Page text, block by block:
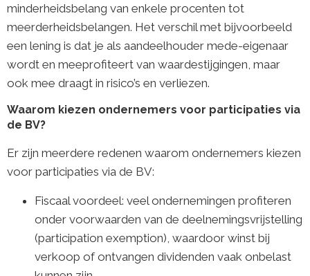
minderheidsbelang van enkele procenten tot
meerderheidsbelangen. Het verschil met bijvoorbeeld
een lening is dat je als aandeelhouder mede-eigenaar
wordt en meeprofiteert van waardestijgingen, maar
ook mee draagt in risico’s en verliezen.
Waarom kiezen ondernemers voor participaties via
de BV?
Er zijn meerdere redenen waarom ondernemers kiezen
voor participaties via de BV:
Fiscaal voordeel: veel ondernemingen profiteren
onder voorwaarden van de deelnemingsvrijstelling
(participation exemption), waardoor winst bij
verkoop of ontvangen dividenden vaak onbelast